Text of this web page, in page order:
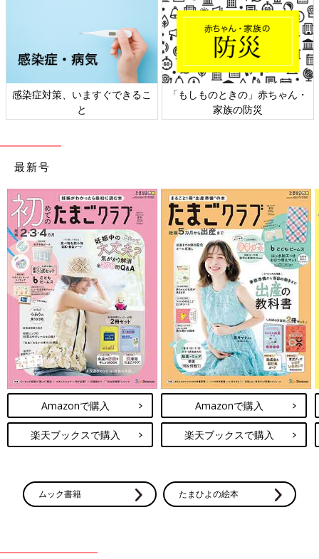
家族でお花見をしてるところ
ひとみさんの長男は現在、幼稚園に通い、給食からタンパク質の
多い肉、魚類などの食材を抜いて、みんなと一緒に食べているそ
う。
「市に、受け入れが可能な園を問い合わせました。幸い自宅から
いちばん近い園で受け入れてもらえて。始めはお弁当の予定でし
たが、みんなと同じほうがうれしいだろうと給食で対応してもら
えることになりました。たとえば主菜がハンバーグだったら、う
ちの子の給食には出ません。あなたはＰＫＵだから、お肉やお魚
は出ないから、みんなと給食の中身が少し違うよ、ということは
事前に伝えました。それでも、子どもは給食をとても喜んでいま
よく、お肉やお魚が食べられないと、かわいそうっていわれるこ
とがあるんですね。確かに、制限があって生活上多少の不便はあ
て、毎日ミルク飲んで、タンパク質制限頑張っているねという目
で応援してもらえるとうれしいです」（ひとみさん）
感染症対策、いますぐできるこ
と
「もしものときの」赤ちゃん・
家族の防災
最新号
Amazonで購入
楽天ブックスで購入
Amazonで購入
楽天ブックスで購入
ムック書籍 たまひよの絵本